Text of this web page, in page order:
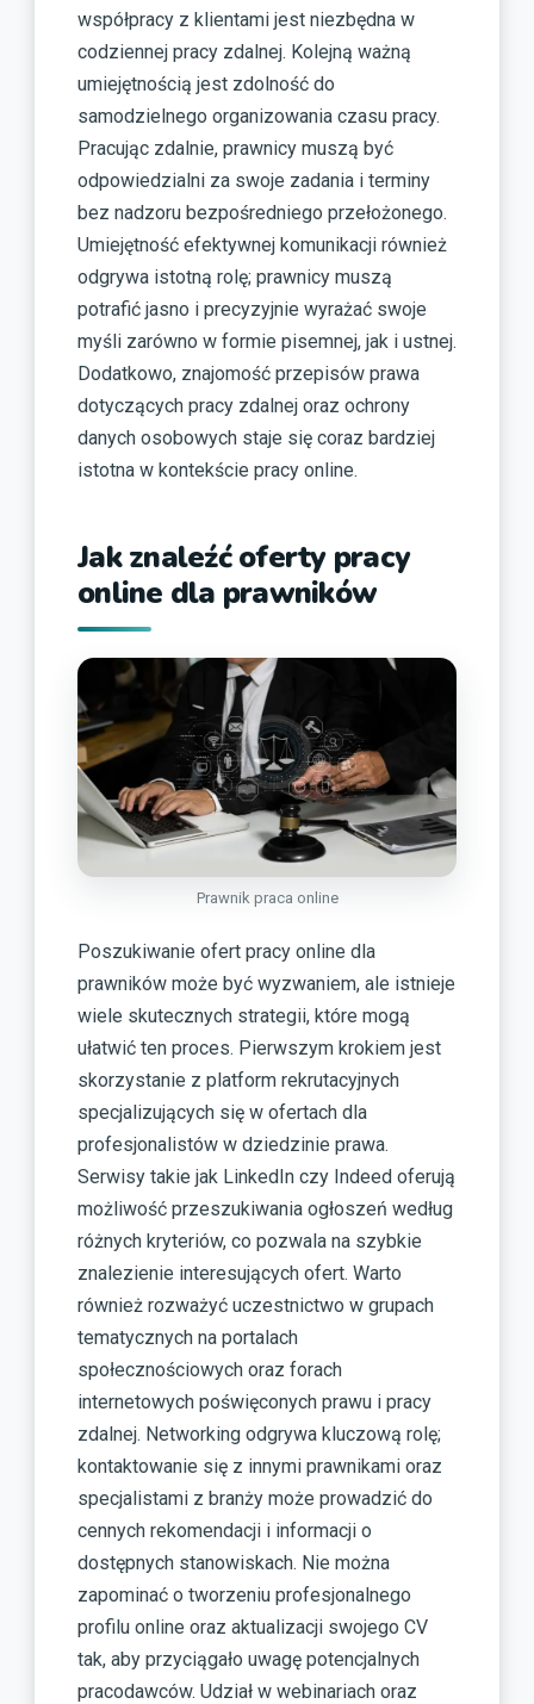
współpracy z klientami jest niezbędna w
codziennej pracy zdalnej. Kolejną ważną
umiejętnością jest zdolność do
samodzielnego organizowania czasu pracy.
Pracując zdalnie, prawnicy muszą być
odpowiedzialni za swoje zadania i terminy
bez nadzoru bezpośredniego przełożonego.
Umiejętność efektywnej komunikacji również
odgrywa istotną rolę; prawnicy muszą
potrafić jasno i precyzyjnie wyrażać swoje
myśli zarówno w formie pisemnej, jak i ustnej.
Dodatkowo, znajomość przepisów prawa
dotyczących pracy zdalnej oraz ochrony
danych osobowych staje się coraz bardziej
istotna w kontekście pracy online.
Jak znaleźć oferty pracy
online dla prawników
Prawnik praca online
Poszukiwanie ofert pracy online dla
prawników może być wyzwaniem, ale istnieje
wiele skutecznych strategii, które mogą
ułatwić ten proces. Pierwszym krokiem jest
skorzystanie z platform rekrutacyjnych
specjalizujących się w ofertach dla
profesjonalistów w dziedzinie prawa.
Serwisy takie jak LinkedIn czy Indeed oferują
możliwość przeszukiwania ogłoszeń według
różnych kryteriów, co pozwala na szybkie
znalezienie interesujących ofert. Warto
również rozważyć uczestnictwo w grupach
tematycznych na portalach
społecznościowych oraz forach
internetowych poświęconych prawu i pracy
zdalnej. Networking odgrywa kluczową rolę;
kontaktowanie się z innymi prawnikami oraz
specjalistami z branży może prowadzić do
cennych rekomendacji i informacji o
dostępnych stanowiskach. Nie można
zapominać o tworzeniu profesjonalnego
profilu online oraz aktualizacji swojego CV
tak, aby przyciągało uwagę potencjalnych
pracodawców. Udział w webinariach oraz